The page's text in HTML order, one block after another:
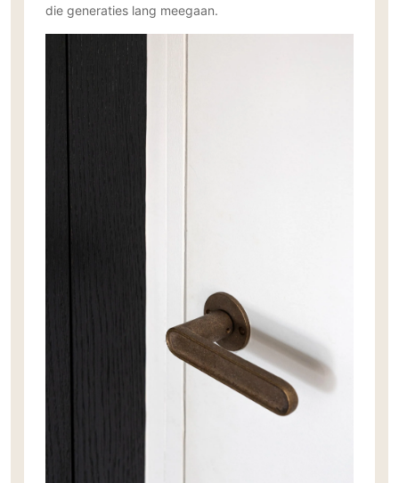
Natuursteen en keramiek
die generaties lang meegaan.